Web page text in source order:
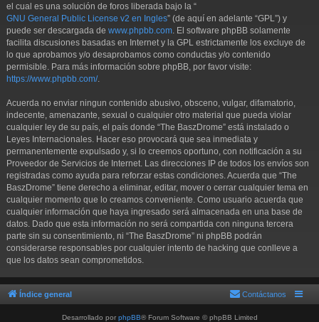
el cual es una solución de foros liberada bajo la “
GNU General Public License v2 en Ingles” (de aquí en adelante “GPL”) y
puede ser descargada de www.phpbb.com . El software phpBB solamente
facilita discusiones basadas en Internet y la GPL estrictamente los excluye de
lo que aprobamos y/o desaprobamos como conductas y/o contenido
permisible. Para más información sobre phpBB, por favor visite:
https://www.phpbb.com/.
Acuerda no enviar ningun contenido abusivo, obsceno, vulgar, difamatorio,
indecente, amenazante, sexual o cualquier otro material que pueda violar
cualquier ley de su país, el país donde “The BaszDrome” está instalado o
Leyes Internacionales. Hacer eso provocará que sea inmediata y
permanentemente expulsado y, si lo creemos oportuno, con notificación a su
Proveedor de Servicios de Internet. Las direcciones IP de todos los envíos son
registradas como ayuda para reforzar estas condiciones. Acuerda que “The
BaszDrome” tiene derecho a eliminar, editar, mover o cerrar cualquier tema en
cualquier momento que lo creamos conveniente. Como usuario acuerda que
cualquier información que haya ingresado será almacenada en una base de
datos. Dado que esta información no será compartida con ninguna tercera
parte sin su consentimiento, ni “The BaszDrome” ni phpBB podrán
considerarse responsables por cualquier intento de hacking que conlleve a
que los datos sean comprometidos.
Índice general Contáctanos
Desarrollado por phpBB® Forum Software © phpBB Limited